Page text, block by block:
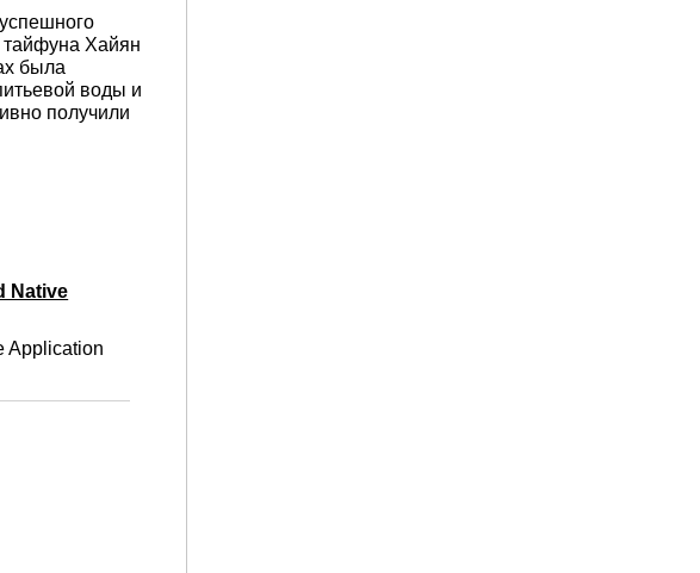
тайфуна Хайян
была
воды и
получили
Native
Application